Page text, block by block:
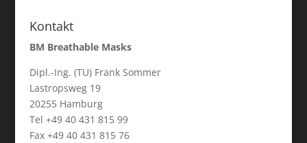
Kontakt
BM Breathable Masks
Dipl.-Ing. (TU) Frank Sommer
Lastropsweg 19
20255 Hamburg
Tel +49 40 431 815 99
Fax +49 40 431 815 76